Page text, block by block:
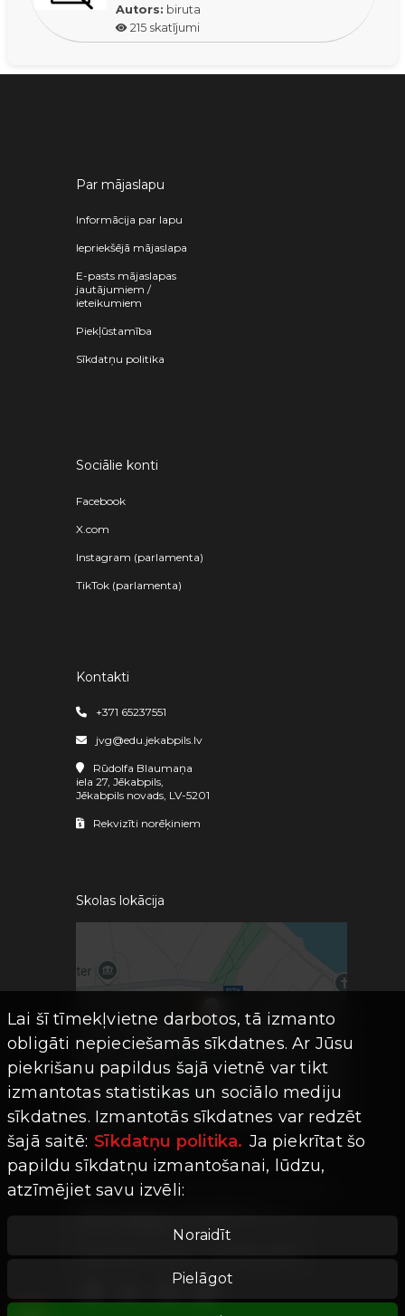
Autors: biruta
215 skatījumi
Par mājaslapu
Informācija par lapu
Iepriekšējā mājaslapa
E-pasts mājaslapas
jautājumiem /
ieteikumiem
Piekļūstamība
Sīkdatņu politika
Sociālie konti
Facebook
X.com
Instagram (parlamenta)
TikTok (parlamenta)
Kontakti
+371 65237551
jvg@edu.jekabpils.lv
Rūdolfa Blaumaņa
iela 27, Jēkabpils,
Jēkabpils novads, LV-5201
Rekvizīti norēķiniem
Skolas lokācija
Lai šī tīmekļvietne darbotos, tā izmanto
obligāti nepieciešamās sīkdatnes. Ar Jūsu
piekrišanu papildus šajā vietnē var tikt
izmantotas statistikas un sociālo mediju
sīkdatnes. Izmantotās sīkdatnes var redzēt
šajā saitē: Sīkdatņu politika. Ja piekrītat šo
papildu sīkdatņu izmantošanai, lūdzu,
atzīmējiet savu izvēli:
Noraidīt
Pielāgot